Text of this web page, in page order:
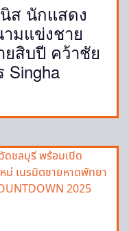
ส นักแสดง
มแข่งชาย
ยสิบปี คว้าชัย
Singha